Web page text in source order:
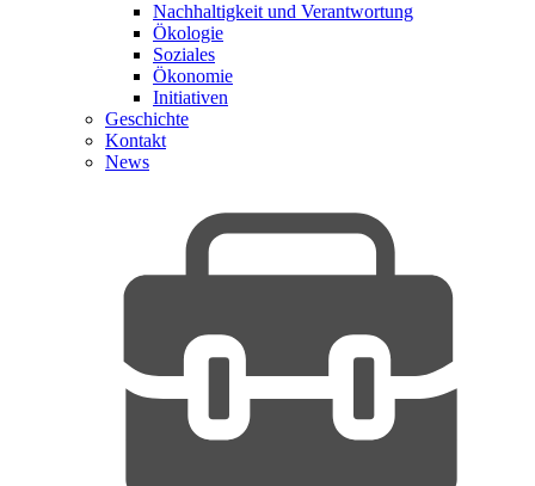
Nachhaltigkeit und Verantwortung
Ökologie
Soziales
Ökonomie
Initiativen
Geschichte
Kontakt
News